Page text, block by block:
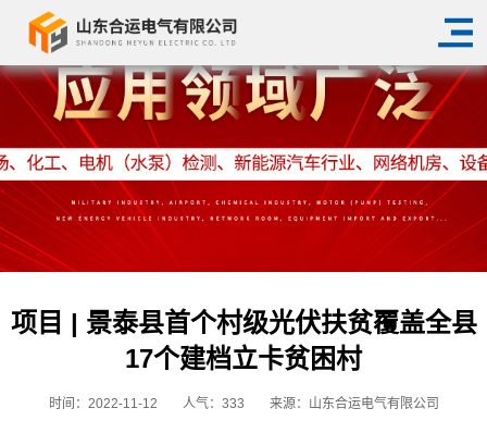
项目 | 景泰县首个村级光伏扶贫覆盖全县
17个建档立卡贫困村
时间：2022-11-12 人气： 333 来源：山东合运电气有限公司